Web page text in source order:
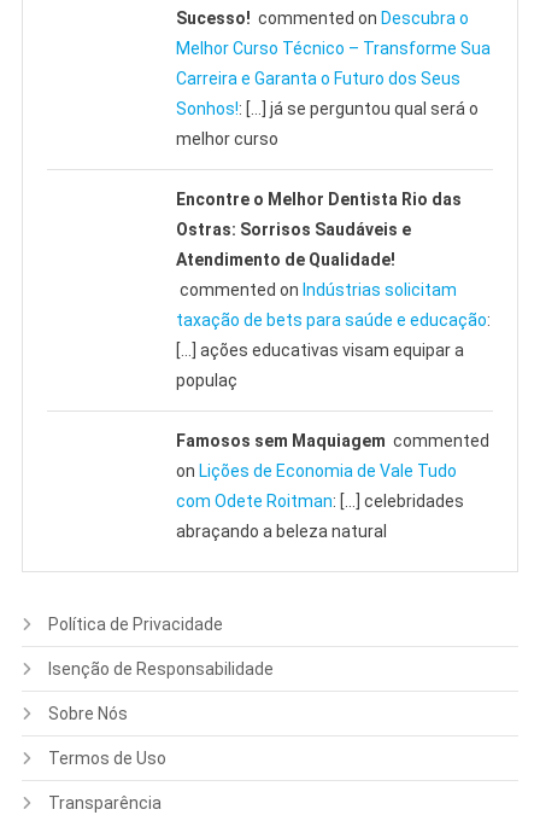
Sucesso! commented on Descubra o
Melhor Curso Técnico – Transforme Sua
Carreira e Garanta o Futuro dos Seus
Sonhos!: […] já se perguntou qual será o
melhor curso
Encontre o Melhor Dentista Rio das
Ostras: Sorrisos Saudáveis e
Atendimento de Qualidade!
commented on Indústrias solicitam
taxação de bets para saúde e educação:
[…] ações educativas visam equipar a
populaç
Famosos sem Maquiagem commented
on Lições de Economia de Vale Tudo
com Odete Roitman: […] celebridades
abraçando a beleza natural
Política de Privacidade
Isenção de Responsabilidade
Sobre Nós
Termos de Uso
Transparência